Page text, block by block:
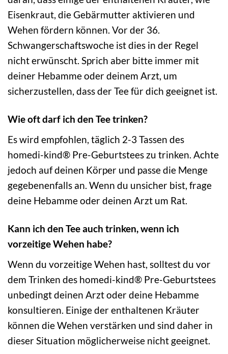
Eisenkraut, die Gebärmutter aktivieren und
Wehen fördern können. Vor der 36.
Schwangerschaftswoche ist dies in der Regel
nicht erwünscht. Sprich aber bitte immer mit
deiner Hebamme oder deinem Arzt, um
sicherzustellen, dass der Tee für dich geeignet ist.
Wie oft darf ich den Tee trinken?
Es wird empfohlen, täglich 2-3 Tassen des
homedi-kind® Pre-Geburtstees zu trinken. Achte
jedoch auf deinen Körper und passe die Menge
gegebenenfalls an. Wenn du unsicher bist, frage
deine Hebamme oder deinen Arzt um Rat.
Kann ich den Tee auch trinken, wenn ich
vorzeitige Wehen habe?
Wenn du vorzeitige Wehen hast, solltest du vor
dem Trinken des homedi-kind® Pre-Geburtstees
unbedingt deinen Arzt oder deine Hebamme
konsultieren. Einige der enthaltenen Kräuter
können die Wehen verstärken und sind daher in
dieser Situation möglicherweise nicht geeignet.